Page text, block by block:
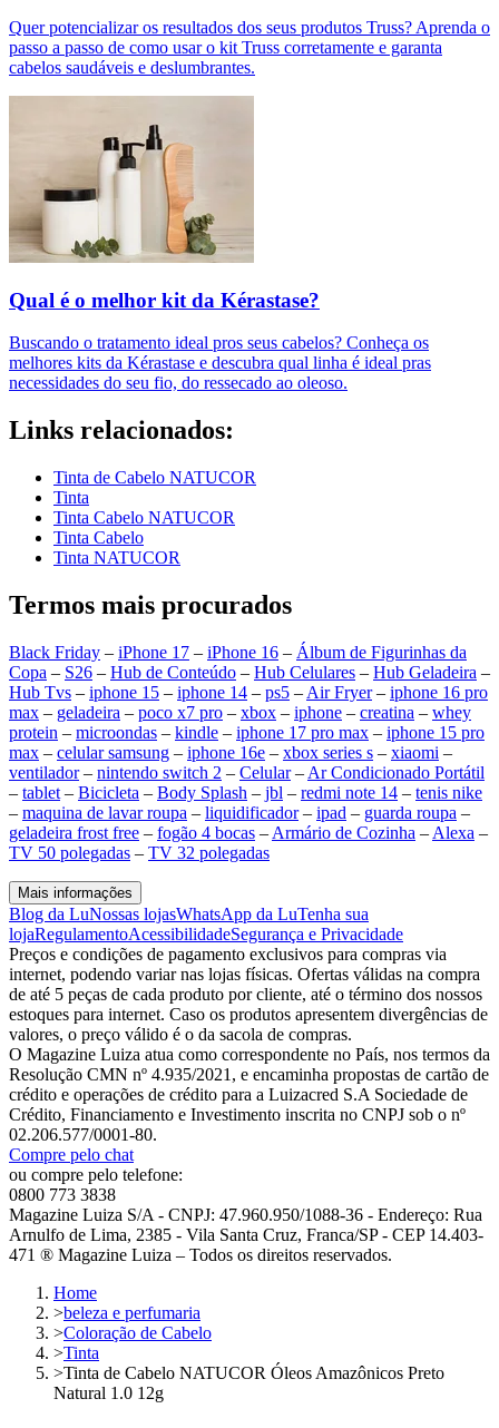
Quer potencializar os resultados dos seus produtos Truss? Aprenda o
passo a passo de como usar o kit Truss corretamente e garanta
cabelos saudáveis e deslumbrantes.
Qual é o melhor kit da Kérastase?
Buscando o tratamento ideal pros seus cabelos? Conheça os
melhores kits da Kérastase e descubra qual linha é ideal pras
necessidades do seu fio, do ressecado ao oleoso.
Links relacionados:
Tinta de Cabelo NATUCOR
Tinta
Tinta Cabelo NATUCOR
Tinta Cabelo
Tinta NATUCOR
Termos mais procurados
Black Friday – iPhone 17 – iPhone 16 – Álbum de Figurinhas da
Copa – S26 – Hub de Conteúdo – Hub Celulares – Hub Geladeira –
Hub Tvs – iphone 15 – iphone 14 – ps5 – Air Fryer– iphone 16 pro
max – geladeira – poco x7 pro – xbox – iphone – creatina – whey
protein – microondas – kindle – iphone 17 pro max – iphone 15 pro
max – celular samsung – iphone 16e – xbox series s – xiaomi –
ventilador– nintendo switch 2 – Celular– Ar Condicionado Portátil
– tablet – Bicicleta – Body Splash – jbl – redmi note 14 – tenis nike
– maquina de lavar roupa – liquidificador– ipad – guarda roupa –
geladeira frost free – fogão 4 bocas – Armário de Cozinha – Alexa –
TV 50 polegadas – TV 32 polegadas
Mais informações
Blog da LuNossas lojasWhatsApp da LuTenha sua
lojaRegulamentoAcessibilidadeSegurança e Privacidade
Preços e condições de pagamento exclusivos para compras via
internet, podendo variar nas lojas físicas. Ofertas válidas na compra
de até 5 peças de cada produto por cliente, até o término dos nossos
estoques para internet. Caso os produtos apresentem divergências de
valores, o preço válido é o da sacola de compras.
O Magazine Luiza atua como correspondente no País, nos termos da
Resolução CMN nº 4.935/2021, e encaminha propostas de cartão de
crédito e operações de crédito para a Luizacred S.A Sociedade de
Crédito, Financiamento e Investimento inscrita no CNPJ sob o nº
02.206.577/0001-80.
Compre pelo chat
ou compre pelo telefone:
0800 773 3838
Magazine Luiza S/A - CNPJ: 47.960.950/1088-36 - Endereço: Rua
Arnulfo de Lima, 2385 - Vila Santa Cruz, Franca/SP - CEP 14.403-
471 ® Magazine Luiza – Todos os direitos reservados.
Home
>beleza e perfumaria
>Coloração de Cabelo
>Tinta
>Tinta de Cabelo NATUCOR Óleos Amazônicos Preto
Natural 1.0 12g